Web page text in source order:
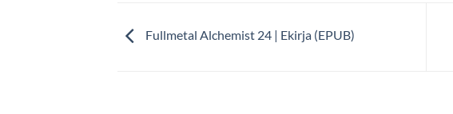
Fullmetal Alchemist 24 | Ekirja (EPUB)